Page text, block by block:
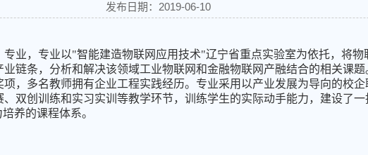
创新团队 工会工作
发布日期：2019-06-10
专业，专业以"智能建造物联网应用技术"辽宁省重点实验室为依托，将
链条，分析和解决该领域工业物联网和金融物联网产融结合的相关课
，多名教师拥有企业工程实践经历。专业采用以产业发展为导向的校企
双创训练和实习实训等教学环节，训练学生的实际动手能力，建设了
养的课程体系。